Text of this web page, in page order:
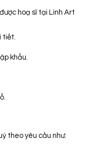
hoạ sĩ tại Linh Art
tiết.
khẩu.
theo yêu cầu như: